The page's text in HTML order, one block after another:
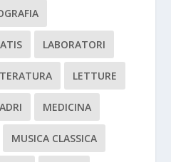
LABORATORI
LETTURE
MEDICINA
MUSICA CLASSICA